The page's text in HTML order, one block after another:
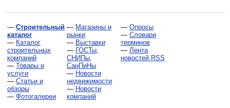
— Строительный
каталог
— Каталог
строительных
компаний
— Товары и
услуги
— Статьи и
обзоры
— Фотогалереи
— Магазины и
рынки
— Выставки
— ГОСТы,
СНИПы,
СанПиНы
— Новости
недвижимости
— Новости
компаний
— Опросы
— Словари
терминов
— Лента
новостей RSS